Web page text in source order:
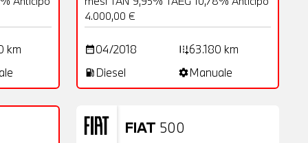
km
4.000,00 €
date_range04/2018 add_road63.180 km
local_gas_station Diesel settingsManuale
FIAT 500
Usato